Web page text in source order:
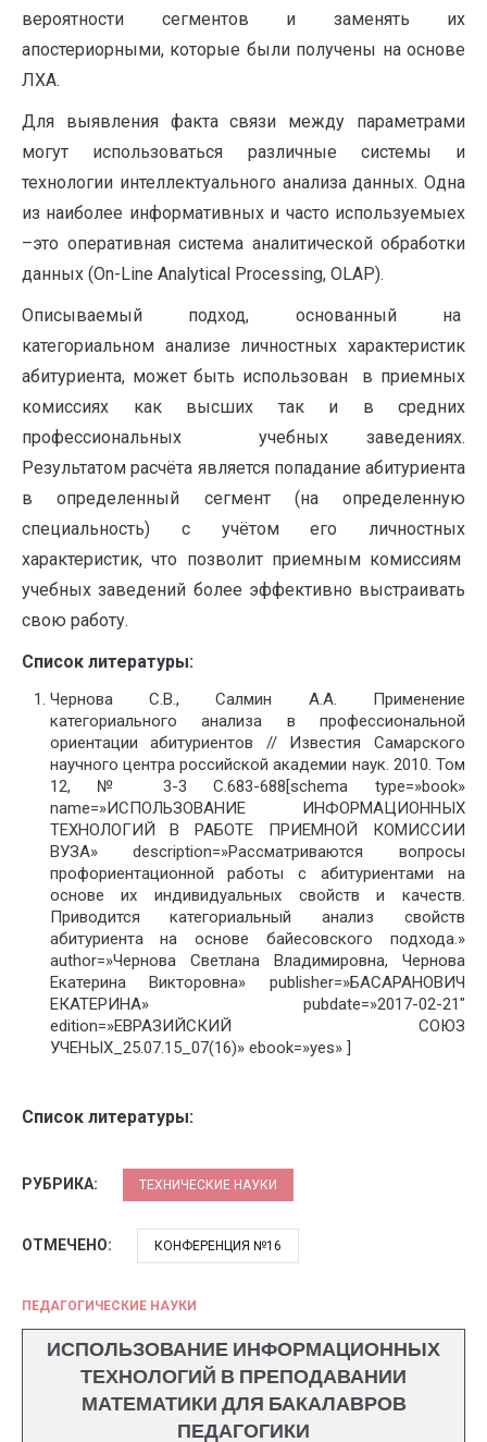
вероятности сегментов и заменять их
апостериорными, которые были получены на основе
ЛХА.
Для выявления факта связи между параметрами
могут использоваться различные системы и
технологии интеллектуального анализа данных. Одна
из наиболее информативных и часто используемыех
–это оперативная система аналитической обработки
данных (On-Line Analytical Processing, OLAP).
Описываемый подход, основанный на
категориальном анализе личностных характеристик
абитуриента, может быть использован в приемных
комиссиях как высших так и в средних
профессиональных учебных заведениях.
Результатом расчёта является попадание абитуриента
в определенный сегмент (на определенную
специальность) с учётом его личностных
характеристик, что позволит приемным комиссиям
учебных заведений более эффективно выстраивать
свою работу.
Список литературы:
Чернова С.В., Салмин А.А. Применение
категориального анализа в профессиональной
ориентации абитуриентов // Известия Самарского
научного центра российской академии наук. 2010. Том
12, № 3-3 С.683-688[schema type=»book»
name=»ИСПОЛЬЗОВАНИЕ ИНФОРМАЦИОННЫХ
ТЕХНОЛОГИЙ В РАБОТЕ ПРИЕМНОЙ КОМИССИИ
ВУЗА» description=»Рассматриваются вопросы
профориентационной работы с абитуриентами на
основе их индивидуальных свойств и качеств.
Приводится категориальный анализ свойств
абитуриента на основе байесовского подхода.»
author=»Чернова Светлана Владимировна, Чернова
Екатерина Викторовна» publisher=»БАСАРАНОВИЧ
ЕКАТЕРИНА» pubdate=»2017-02-21″
edition=»ЕВРАЗИЙСКИЙ СОЮЗ
УЧЕНЫХ_25.07.15_07(16)» ebook=»yes» ]
Список литературы:
РУБРИКА: ТЕХНИЧЕСКИЕ НАУКИ
ОТМЕЧЕНО: КОНФЕРЕНЦИЯ №16
ПЕДАГОГИЧЕСКИЕ НАУКИ
ИСПОЛЬЗОВАНИЕ ИНФОРМАЦИОННЫХ
ТЕХНОЛОГИЙ В ПРЕПОДАВАНИИ
МАТЕМАТИКИ ДЛЯ БАКАЛАВРОВ
ПЕДАГОГИКИ